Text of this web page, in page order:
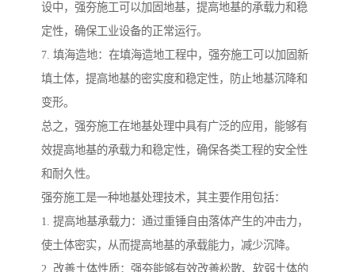
设中，强夯施工可以加固地基，提高地基的承载力和稳
定性，确保工业设备的正常运行。
7. 填海造地：在填海造地工程中，强夯施工可以加固新
填土体，提高地基的密实度和稳定性，防止地基沉降和
变形。
总之，强夯施工在地基处理中具有广泛的应用，能够有
效提高地基的承载力和稳定性，确保各类工程的安全性
和耐久性。
强夯施工是一种地基处理技术，其主要作用包括：
1. 提高地基承载力：通过重锤自由落体产生的冲击力，
使土体密实，从而提高地基的承载能力，减少沉降。
2. 改善土体性质：强夯能够有效改善松散、软弱土体的